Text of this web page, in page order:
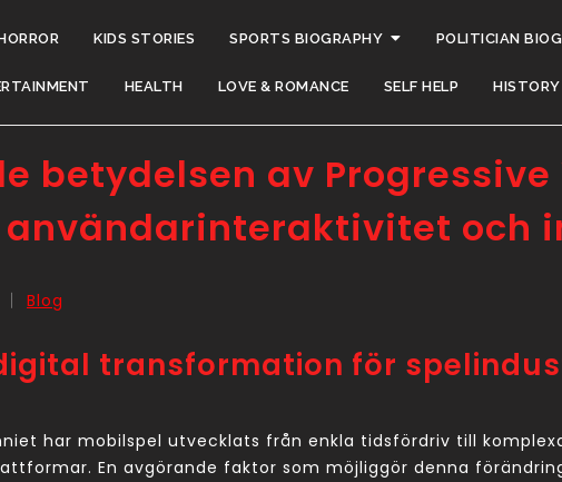
KIDS STORIES SPORTS BIOGRAPHY POLITICIAN
HEALTH LOVE & ROMANCE SELF HELP HISTORY
betydelsen av
användarinteraktivitet och
Blog
transformation för
har mobilspel utvecklats från enkla tidsfördriv till
En avgörande faktor som möjliggör denna